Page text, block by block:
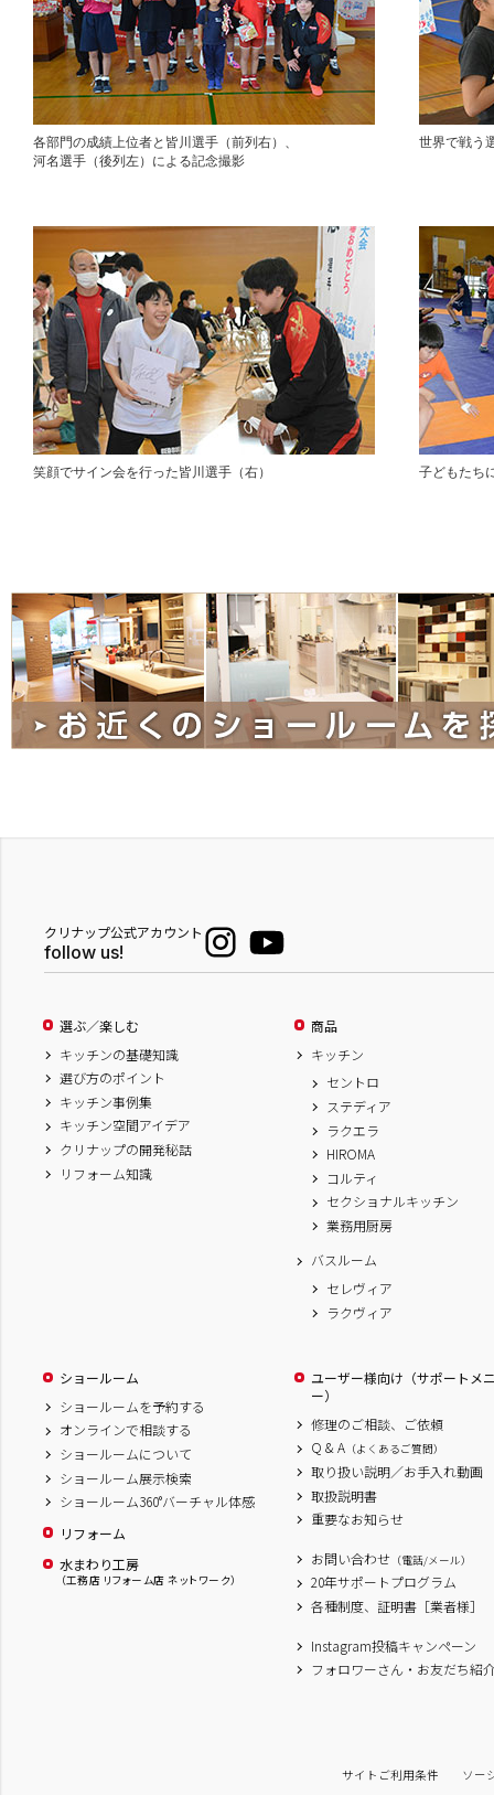
各部門の成績上位者と皆川選手（前列右）、
河名選手（後列左）による記念撮影
世界で戦う
笑顔でサイン会を行った皆川選手（右） 子どもたち
クリナップ公式アカウント
follow us!
選ぶ／楽しむ
キッチンの基礎知識
選び方のポイント
キッチン事例集
キッチン空間アイデア
クリナップの開発秘話
リフォーム知識
商品
キッチン
セントロ
ステディア
ラクエラ
HIROMA
コルティ
セクショナルキッチン
業務用厨房
バスルーム
セレヴィア
ラクヴィア
ショールーム
ショールームを予約する
オンラインで相談する
ショールームについて
ショールーム展示検索
ショールーム360°バーチャル体感
リフォーム
水まわり工房
（工務店 リフォーム店 ネットワーク）
ユーザー様向け（サポートメ
ー）
修理のご相談、ご依頼
Q & A （よくあるご質問）
取り扱い説明／お手入れ動画
取扱説明書
重要なお知らせ
お問い合わせ （電話/メール）
20年サポートプログラム
各種制度、証明書［業者様］
Instagram投稿キャンペーン
フォロワーさん・お友だち紹
サイトご利用条件 ソー